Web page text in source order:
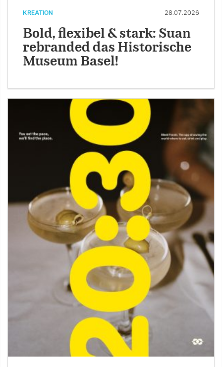
KREATION 28.07.2026
Bold, flexibel & stark: Suan
rebranded das Historische
Museum Basel!